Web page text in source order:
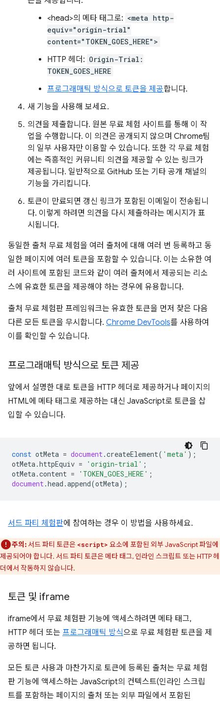
<head>의 메타 태그로: <meta http-
equiv="origin-trial"
content="TOKEN_GOES_HERE">
HTTP 헤더: Origin-Trial:
TOKEN_GOES_HERE
프로그래매틱 방식으로 토큰을 제공합니다.
새 기능을 사용해 보세요.
의견을 제출합니다. 원본 무료 체험 사이트를 통해 이 작
업을 수행합니다. 이 의견은 공개되지 않으며 Chrome팀
의 일부 사용자만 이용할 수 있습니다. 또한 각 무료 체험
에는 즉흥적인 커뮤니티 의견을 제공할 수 있는 링크가
제공됩니다. 일반적으로 GitHub 또는 기타 공개 채널의
기능을 가리킵니다.
토큰이 만료되면 갱신 링크가 포함된 이메일이 전송됩니
다. 이렇게 하려면 의견을 다시 제출하라는 메시지가 표
시됩니다.
동일한 출처 무료 체험을 여러 출처에 대해 여러 번 등록하고 동
일한 페이지에 여러 토큰을 포함할 수 있습니다. 이는 소유한 여
러 사이트에 포함된 코드와 같이 여러 출처에서 제공되는 리소
스에 유효한 토큰을 제공해야 하는 경우에 유용합니다.
출처 무료 체험판 프레임워크는 유효한 토큰을 먼저 찾은 다음
다른 모든 토큰을 무시합니다. Chrome DevTools를 사용하여
이를 확인할 수 있습니다.
프로그래매틱 방식으로 토큰 제공
앞에서 설명한 대로 토큰을 HTTP 헤더로 제공하거나 페이지의
HTML에 메타 태그로 제공하는 대신 JavaScript로 토큰을 삽
입할 수 있습니다.
const otMeta = document.createElement( 'meta' );
otMeta.httpEquiv = 'origin-trial' ;
otMeta.content = 'TOKEN_GOES_HERE' ;
document.head .append(otMeta);
서드 파티 체험판에 참여하는 경우 이 방법을 사용하세요.
주의: 서드 파티 토큰은 <script> 요소에 포함된 외부 JavaScript 파일에
제공되어야 합니다. 서드 파티 토큰은 메타 태그, 인라인 스크립트 또는 HTTP 헤
더에서 작동하지 않습니다.
토큰 및 iframe
iframe에서 무료 체험판 기능에 액세스하려면 메타 태그,
HTTP 헤더 또는 프로그래매틱 방식으로 무료 체험판 토큰을 제
공하면 됩니다.
모든 토큰 사용과 마찬가지로 토큰에 등록된 출처는 무료 체험
판 기능에 액세스하는 JavaScript의 컨텍스트(인라인 스크립
트를 포함하는 페이지의 출처 또는 외부 파일에서 포함된